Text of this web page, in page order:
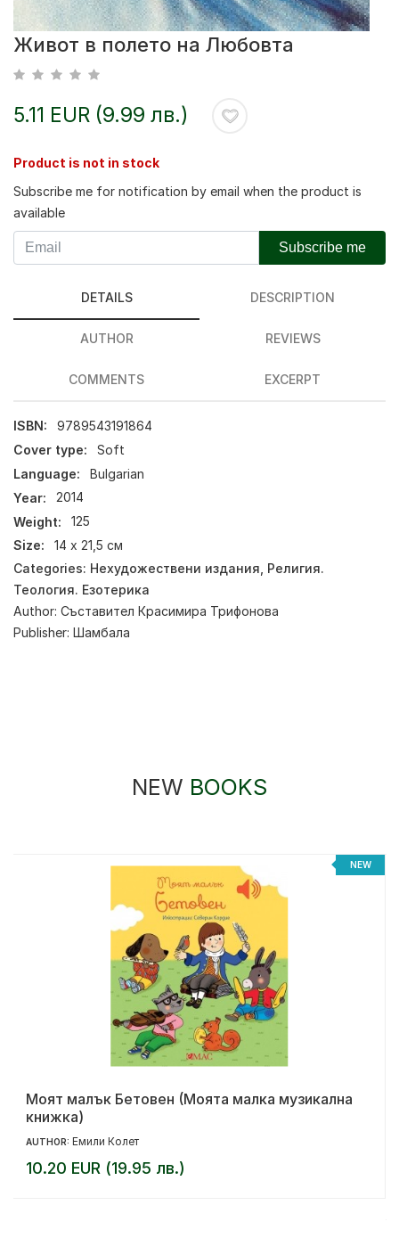
Живот в полето на Любовта
5.11 EUR (9.99 лв.)
Product is not in stock
Subscribe me for notification by email when the product is
available
Subscribe me
DETAILS DESCRIPTION
AUTHOR REVIEWS
COMMENTS EXCERPT
ISBN:
9789543191864
Cover type:
Soft
Language:
Bulgarian
Year:
2014
Weight:
125
Size:
14 х 21,5 см
Categories: Нехудожествени издания Религия.
Теология. Езотерика
Author: Съставител Красимира Трифонова
Publisher: Шамбала
NEW BOOKS
NEW
Моят малък Бетовен (Моята малка музикална
книжка)
AUTHOR: Емили Колет
10.20 EUR (19.95 лв.)